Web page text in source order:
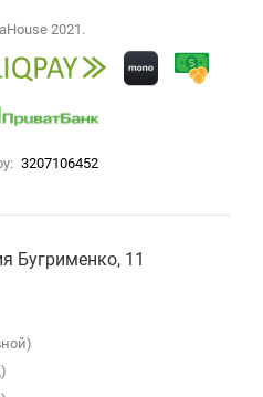
2021.
3207106452
Бугрименко, 11